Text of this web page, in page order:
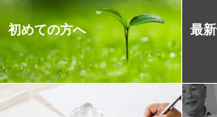
初めての方へ 最